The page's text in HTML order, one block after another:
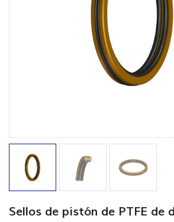
Sellos de pistón de PTFE de